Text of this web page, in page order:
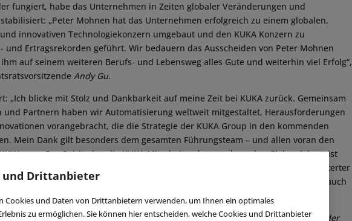
und Drittanbieter
Cookies und Daten von Drittanbietern verwenden, um Ihnen ein optimales
zu ermöglichen. Sie können hier entscheiden, welche Cookies und Drittanbieter
fungiert, habe das Unternehmen in Zeiten globaler Veränderungen und
„Peter Mohnen hat das Unternehmen erfolgreich zu einem globalen,
innovativen Technologiekonzern umgebaut und den KUKA Konzern zu
und Ertragsrekorden geführt. Wir bedauern das Ausscheiden von Peter Mohnen
auf seinem weiteren Berufs- und Lebensweg alles Gute und weiterhin viel Erfolg“,
Andy Gu.
„Ich blicke mit Stolz und Dankbarkeit auf meine Zeit bei KUKA zurück. Gemeinsam
und Partnern haben wir Automatisierung weltweit mitgestaltet, Herausforderungen
vorangebracht, die die Strategie der KUKA Group in den kommenden
Mein Dank gilt besonders dem gesamten Führungsteam – und allen voran den
Der Spirit, den die KUKA Mitarbeitenden rund um den Globus leben, ist
dieses Teams zu sein, war für mich immer etwas Besonderes. Ich bin begeisterter
dem Unternehmen verbunden bleiben und seine Entwicklung weiterverfolgen, auch
ist, ein neues Kapitel aufzuschlagen“.
Aufsichtsrat, das Vertragsverhältnis von KUKA-Finanzvorstand (CFO)Alexander